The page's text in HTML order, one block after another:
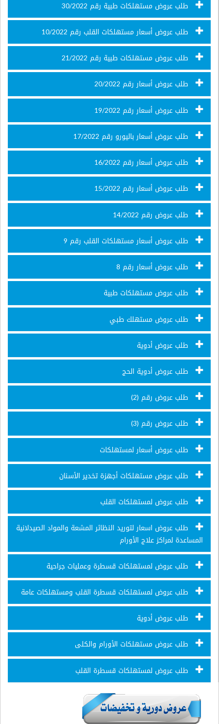
طلب عروض مستهلكات طبية رقم 30/2022
طلب عروض أسعار مستهلكات القلب رقم 10/2022
طلب عروض مستهلكات طبية رقم 21/2022
طلب عروض أسعار رقم 20/2022
طلب عروض أسعار رقم 19/2022
طلب عروض أسعار باليورو رقم 17/2022
طلب عروض أسعار رقم 16/2022
طلب عروض أسعار رقم 15/2022
طلب عروض رقم 14/2022
طلب عروض أسعار مستهلكات القلب رقم 9
طلب عروض أسعار رقم 8
طلب عروض مستهلكات طبية
طلب عروض مستهلك طبي
طلب عروض أدوية
طلب عروض أدوية الحج
طلب عروض رقم (2)
طلب عروض رقم (3)
طلب عروض أسعار لمستهلكات
طلب عروض مستهلكات أجهزة تخدير الأسنان
طلب عروض لمستهلكات القلب
طلب عروض اسعار لتوريد النظائر المشعة والمواد الصيدلانية
المساعدة لمراكز علاج الأورام
طلب عروض لمستهلكات قسطرة وعمليات جراحية
طلب عروض لمستهلكات قسطرة القلب ومستهلكات عامة
طلب عروض أدوية
طلب عروض مستهلكات الأورام والكلى
طلب عروض لمستهلكات قسطرة القلب